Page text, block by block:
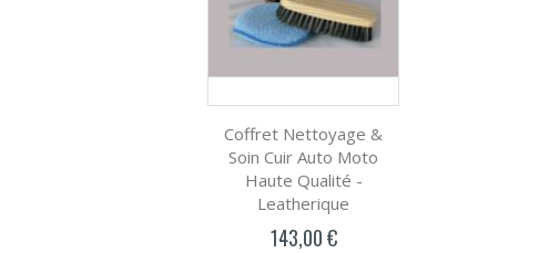
Coffret Nettoyage &
Soin Cuir Auto Moto
Haute Qualité -
Leatherique
143,00 €